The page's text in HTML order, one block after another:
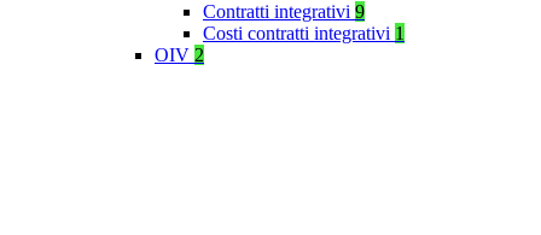
Contratti integrativi 9
Costi contratti integrativi 1
OIV 2